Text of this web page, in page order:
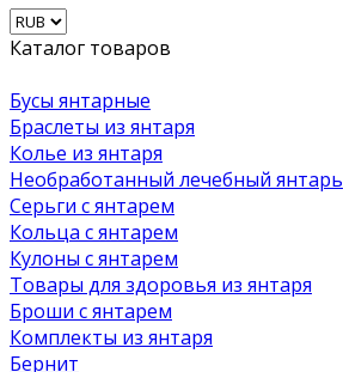
Каталог товаров
Бусы янтарные
Браслеты из янтаря
Колье из янтаря
Необработанный лечебный янтарь
Серьги с янтарем
Кольца с янтарем
Кулоны с янтарем
Товары для здоровья из янтаря
Броши с янтарем
Комплекты из янтаря
Бернит